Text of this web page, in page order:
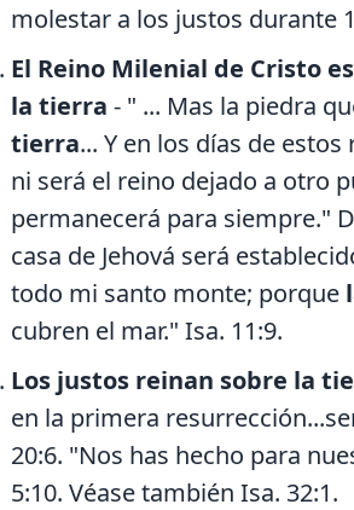
molestar a los justos durante
El Reino Milenial de Cristo
la tierra - " ... Mas la piedra
tierra... Y en los días de
ni será el reino dejado a otro
permanecerá para siempre."
casa de Jehová será
todo mi santo monte; porque
cubren el mar." Isa. 11:9.
Los justos reinan sobre la
en la primera
20:6. "Nos has hecho para
5:10. Véase también Isa. 32:1.